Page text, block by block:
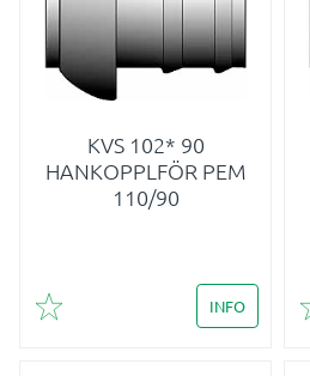
KVS 102* 90
HANKOPPLFÖR PEM
110/90
Lägg till i favoriter
INFO